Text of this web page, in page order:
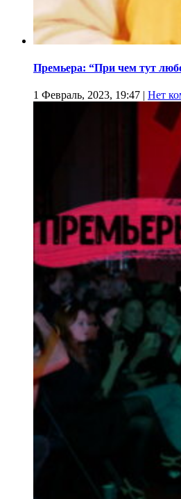
Премьера: “При чем тут
1 Февраль, 2023, 19:47 | Нет